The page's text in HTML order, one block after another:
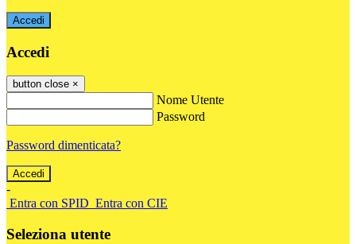
Accedi
Accedi
button close ×
Nome Utente
Password
Password dimenticata?
-
Entra con SPID Entra con CIE
Seleziona utente